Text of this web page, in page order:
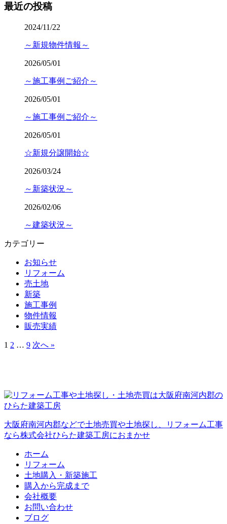
最近の投稿
2024/11/22
～新規物件情報～
2026/05/01
～施工事例ご紹介～
2026/05/01
～施工事例ご紹介～
2026/05/01
☆新規分譲開始☆
2026/03/24
～新築状況～
2026/02/06
～建築状況～
カテゴリー
お知らせ
リフォーム
売土地
新築
施工事例
物件情報
販売実績
1 2 … 9 次へ »
大阪府南河内郡などで土地売買や土地探し、リフォーム工事
なら株式会社ひらた建築工房におまかせ
ホーム
リフォーム
土地購入・新築施工
購入から完成まで
会社概要
お問い合わせ
ブログ